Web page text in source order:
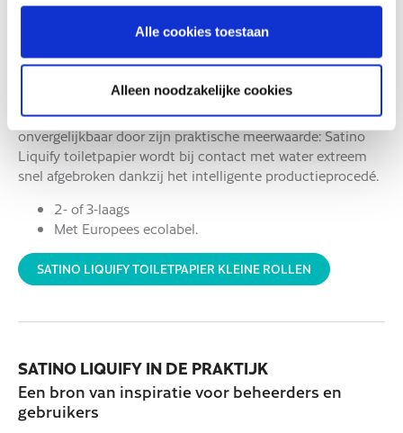
gebruiken.
Alle cookies toestaan
Alleen noodzakelijke cookies
Satino Liquify toiletpapier kleine rollen
Sterk absorberend, aangenaam zacht en betrouwbaar zoals
het vertrouwde recycling-toiletpapier – maar
onvergelijkbaar door zijn praktische meerwaarde: Satino
Liquify toiletpapier wordt bij contact met water extreem
snel afgebroken dankzij het intelligente productieprocedé.
2- of 3-laags
Met Europees ecolabel.
SATINO LIQUIFY TOILETPAPIER KLEINE ROLLEN
SATINO LIQUIFY IN DE PRAKTIJK
Een bron van inspiratie voor beheerders en
gebruikers